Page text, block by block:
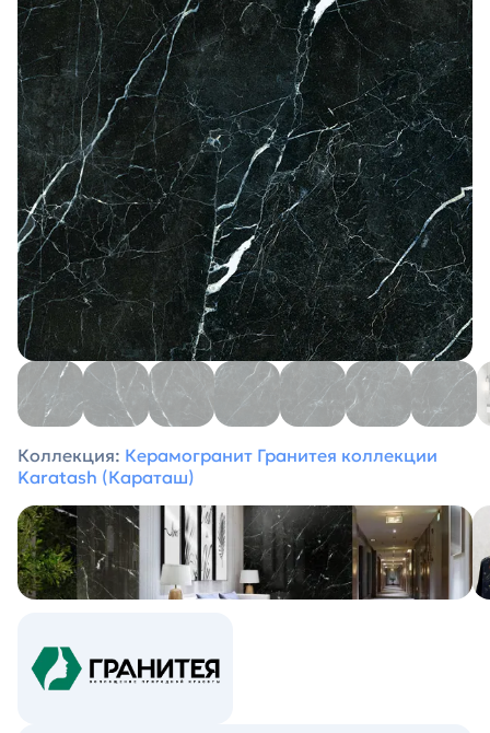
Коллекция: Керамогранит Гранитея коллекции
Karatash (Караташ)